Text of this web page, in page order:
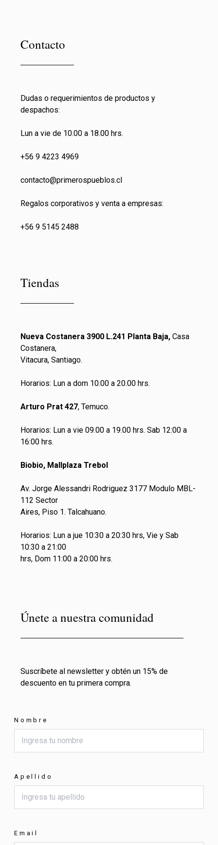
Contacto
Dudas o requerimientos de productos y
despachos:
Lun a vie de 10.00 a 18.00 hrs.
+56 9 4223 4969
contacto@primerospueblos.cl
Regalos corporativos y venta a empresas:
+56 9 5145 2488
Tiendas
Nueva Costanera 3900 L.241 Planta Baja, Casa
Costanera,
Vitacura, Santiago.
Horarios: Lun a dom 10.00 a 20.00 hrs.
Arturo Prat 427, Temuco.
Horarios: Lun a vie 09.00 a 19.00 hrs. Sab 12:00 a
16:00 hrs.
Biobio, Mallplaza Trebol
Av. Jorge Alessandri Rodriguez 3177 Modulo MBL-
112 Sector
Aires, Piso 1. Talcahuano.
Horarios: Lun a jue 10:30 a 20:30 hrs, Vie y Sab
10:30 a 21:00
hrs, Dom 11:00 a 20:00 hrs.
Únete a nuestra comunidad
Suscríbete al newsletter y obtén un 15% de
descuento en tu primera compra.
Nombre
Apellido
Email